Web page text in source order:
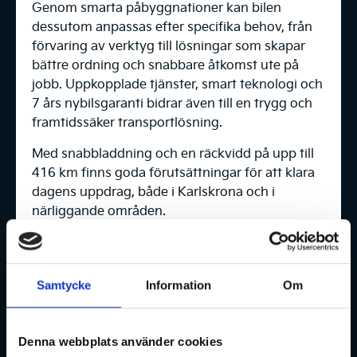
Samtycke Information Om
Denna webbplats använder cookies
Genom smarta påbyggnationer kan bilen
dessutom anpassas efter specifika behov, från
förvaring av verktyg till lösningar som skapar
bättre ordning och snabbare åtkomst ute på
jobb. Uppkopplade tjänster, smart teknologi och
7 års nybilsgaranti bidrar även till en trygg och
framtidssäker transportlösning.
Med snabbladdning och en räckvidd på upp till
416 km finns goda förutsättningar för att klara
dagens uppdrag, både i Karlskrona och i
närliggande områden.
Gör som Lampans El och kör en PV5 Cargo!
Kontakta oss